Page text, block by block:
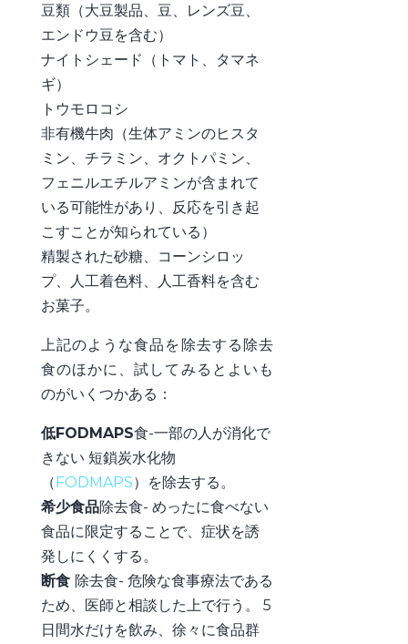
豆類（大豆製品、豆、レンズ豆、
エンドウ豆を含む）
ナイトシェード（トマト、タマネ
ギ）
トウモロコシ
非有機牛肉（生体アミンのヒスタ
ミン、チラミン、オクトパミン、
フェニルエチルアミンが含まれて
いる可能性があり、反応を引き起
こすことが知られている）
精製された砂糖、コーンシロッ
プ、人工着色料、人工香料を含む
お菓子。
上記のような食品を除去する除去
食のほかに、試してみるとよいも
のがいくつかある：
低FODMAPS食-一部の人が消化で
きない 短鎖炭水化物
（FODMAPS）を除去する。
希少食品除去食- めったに食べない
食品に限定することで、症状を誘
発 しにくくする。
断食 除去食- 危険な食事療法である
ため、医師と相談した上で行う。 5
日間水だけを飲み、徐々に食品群